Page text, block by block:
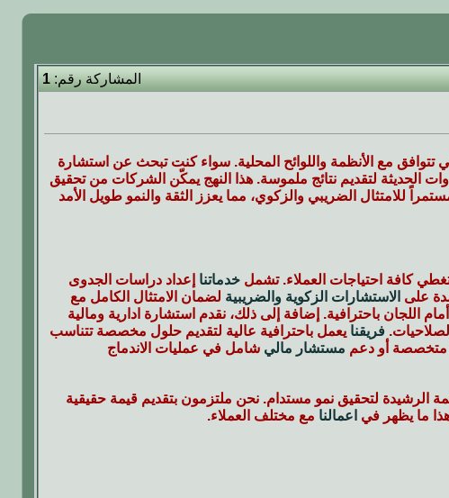
المشاركة رقم:1
تتوافق مع الأنظمة واللوائح المحلية. سواء كنت تبحث عن استشارة
الحديثة لتقديم نتائج ملموسة. هذا النهج يمكّن الشركات من تحقيق
للامتثال الضريبي والزكوي، مما يعزز الثقة والنمو طويل الأمد
كافة احتياجات العملاء. تشمل خدماتنا إعداد دراسات الجدوى
على الاستشارات الزكوية والضريبية لضمان الامتثال الكامل مع
اللجان باحترافية. إضافة إلى ذلك، نقدم استشارة ادارية ومالية
فريقنا يعمل باحترافية عالية لتقديم حلول مخصصة تتناسب
متخصصة أو دعم مستشار مالي شامل في عمليات الاندماج
الرشيدة لتحقيق نمو مستدام. نحن ملتزمون بتقديم قيمة حقيقية
ما يظهر في اعمالنا مع مختلف العملاء.